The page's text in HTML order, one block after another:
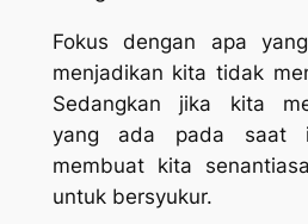
Fokus dengan apa
menjadikan kita tidak
Sedangkan jika kita
yang ada pada saat
membuat kita
untuk bersyukur.